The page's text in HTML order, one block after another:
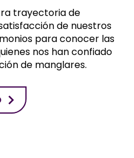
trayectoria de
de nuestros
para conocer las
nos han confiado
de manglares.